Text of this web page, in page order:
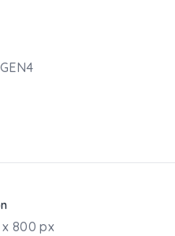
x 800 px